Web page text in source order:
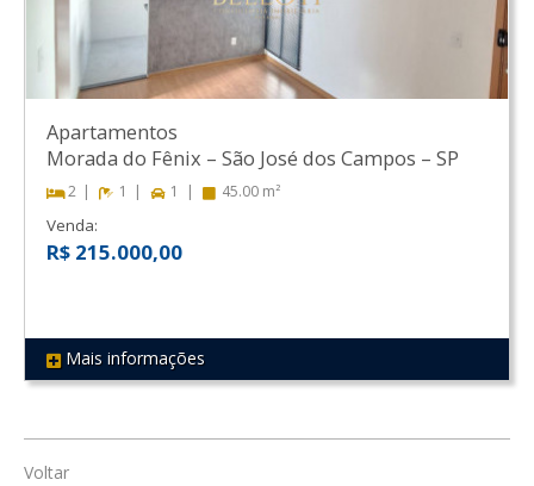
REF 53
Apartamentos
Morada do Fênix – São José dos Campos – SP
2 1 1 45.00 m²
Venda:
R$ 215.000,00
Mais informações
Voltar